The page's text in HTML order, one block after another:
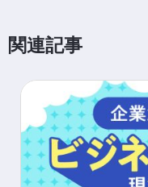
関連記事